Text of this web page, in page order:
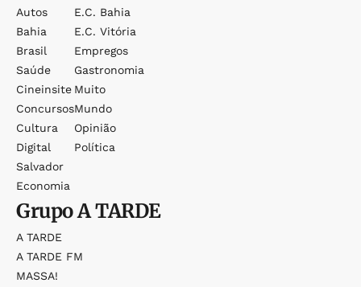
Autos
Bahia
Brasil
Saúde
Cineinsite
Concursos
Cultura
Digital
Salvador
Economia
E.c. Bahia
E.c. Vitória
Empregos
Gastronomia
Muito
Mundo
Opinião
Política
GrupoA TARDE
A TARDE
A TARDE FM
MASSA!